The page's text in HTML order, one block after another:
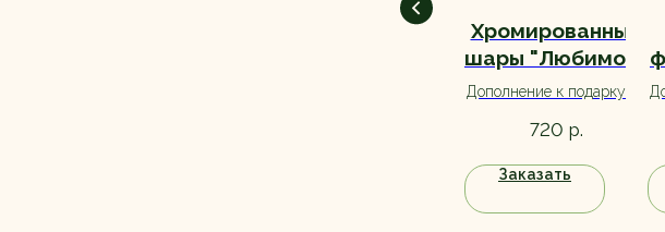
Игрушка
Хромированные
шары "Любимой"
3 шт
Дополнение к подарку на
или на любой другой
выбор, ассортимент
уточняйте при заказе.
720 р.
Заказать